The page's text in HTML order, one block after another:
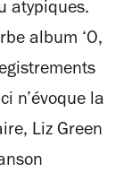
atypiques.
album ‘O,
n’évoque la
Liz Green